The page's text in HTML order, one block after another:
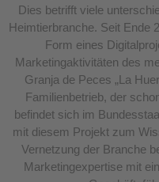
Dies betrifft viele
Heimtierbranche. Seit Ende
Form eines
Marketingaktivitäten des
Granja de Peces „La
Familienbetrieb, der
befindet sich im
mit diesem Projekt zum
Vernetzung der Branche
Marketingexpertise mit